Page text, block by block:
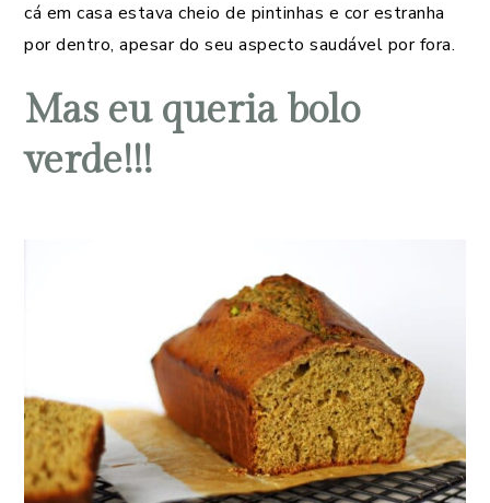
cá em casa estava cheio de pintinhas e cor estranha
por dentro, apesar do seu aspecto saudável por fora.
Mas eu queria bolo
verde!!!